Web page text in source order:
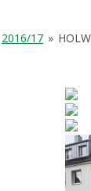
2016/17 »